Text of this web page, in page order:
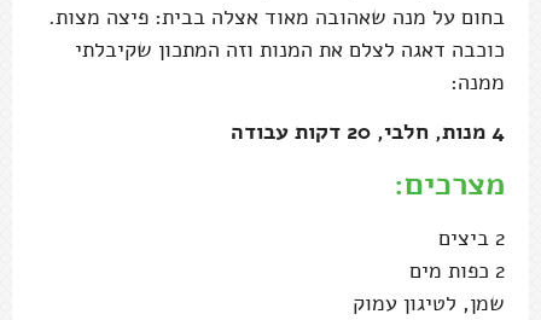
בחום על מנה שאהובה מאוד אצלה בבית: פיצה מצות.
כוכבה דאגה לצלם את המנות וזה המתכון שקיבלתי
ממנה:
4 מנות, חלבי, 20 דקות עבודה
מצרכים:
2 ביצים
2 כפות מים
שמן, לטיגון עמוק